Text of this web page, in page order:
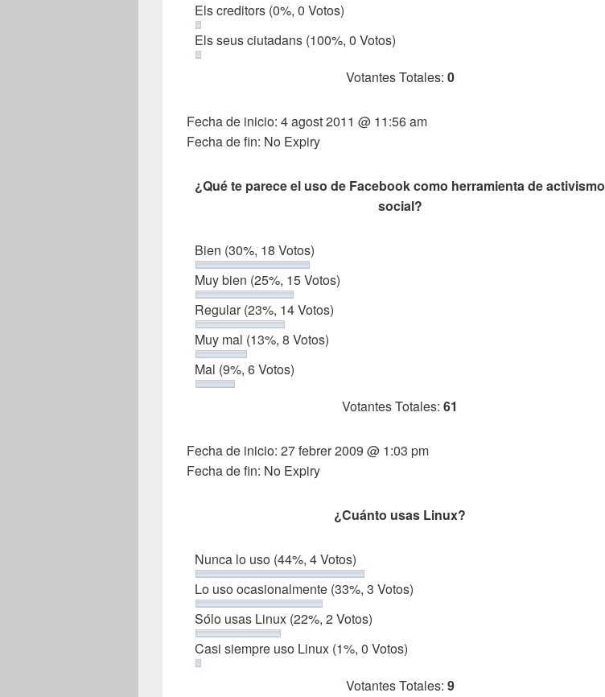
Els creditors (0%, 0 Votos)
Els seus ciutadans (100%, 0 Votos)
Votantes Totales: 0
Fecha de inicio: 4 agost 2011 @ 11:56 am
Fecha de fin: No Expiry
¿Qué te parece el uso de Facebook como herramienta de activismo
social?
Bien (30%, 18 Votos)
Muy bien (25%, 15 Votos)
Regular(23%, 14 Votos)
Muy mal (13%, 8 Votos)
Mal (9%, 6 Votos)
Votantes Totales: 61
Fecha de inicio: 27 febrer 2009 @ 1:03 pm
Fecha de fin: No Expiry
¿Cuánto usas Linux?
Nunca lo uso (44%, 4 Votos)
Lo uso ocasionalmente (33%, 3 Votos)
Sólo usas Linux (22%, 2 Votos)
Casi siempre uso Linux (1%, 0 Votos)
Votantes Totales: 9